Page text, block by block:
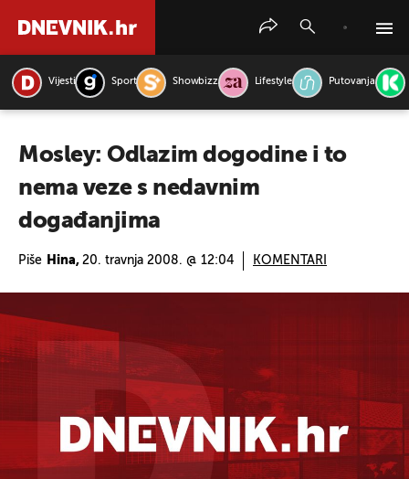
Vijesti Sport Showbizz Lifestyle Putovanja
Mosley: Odlazim dogodine i to
nema veze s nedavnim
događanjima
Piše Hina, 20. travnja 2008. @ 12:04 KOMENTARI
PRETRAŽITE VIJESTI